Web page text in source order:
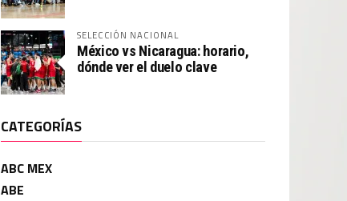
SELECCIÓN NACIONAL
México vs Nicaragua: horario,
dónde ver el duelo clave
CATEGORÍAS
ABC MEX
ABE